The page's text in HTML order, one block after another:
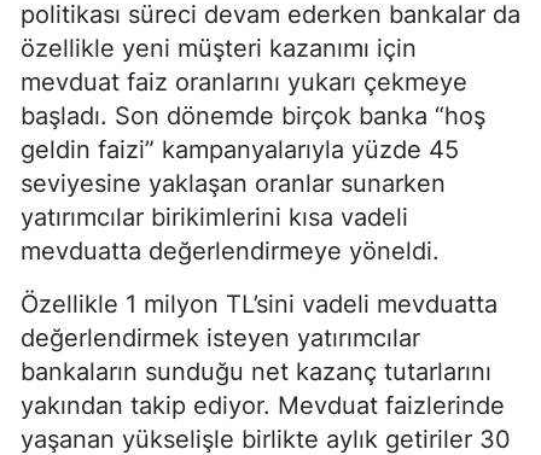
politikası süreci devam ederken bankalar da
özellikle yeni müşteri kazanımı için
mevduat faiz oranlarını yukarı çekmeye
başladı. Son dönemde birçok banka “hoş
geldin faizi” kampanyalarıyla yüzde 45
seviyesine yaklaşan oranlar sunarken
yatırımcılar birikimlerini kısa vadeli
mevduatta değerlendirmeye yöneldi.
Özellikle 1 milyon TL’sini vadeli mevduatta
değerlendirmek isteyen yatırımcılar
bankaların sunduğu net kazanç tutarlarını
yakından takip ediyor. Mevduat faizlerinde
yaşanan yükselişle birlikte aylık getiriler 30